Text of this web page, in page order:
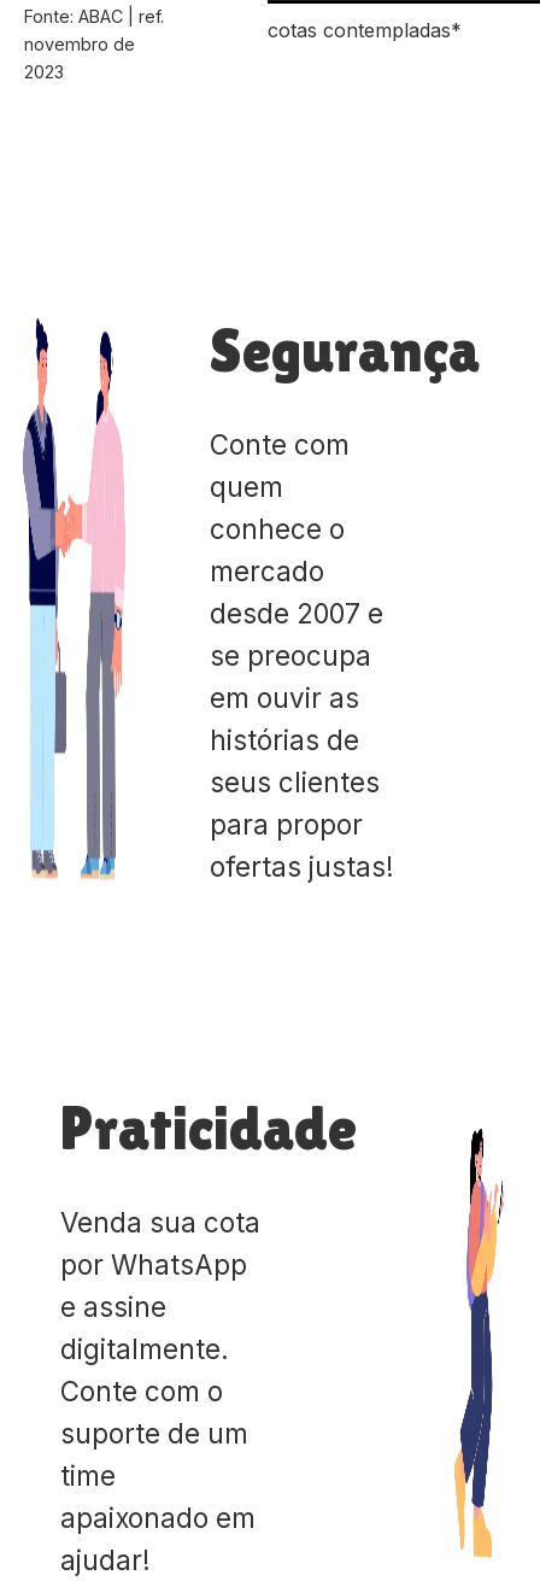
Fonte: ABAC | ref.
novembro de
2023
cotas contempladas*
Segurança
Conte com
quem
conhece o
mercado
desde 2007 e
se preocupa
em ouvir as
histórias de
seus clientes
para propor
ofertas justas!
Praticidade
Venda sua cota
por WhatsApp
e assine
digitalmente.
Conte com o
suporte de um
time
apaixonado em
ajudar!